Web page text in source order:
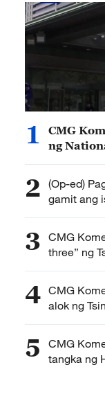
1
CMG
ng
2 (Op-ed)
gamit ang
30 taon,
mga taga-
3 CMG
three” ng
4 CMG
alok ng
ng
5
CMG
tangka ng